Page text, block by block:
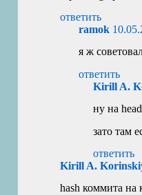
ответить
ramok
я ж
ответить
Kirill A.
ну на
зато там
ответить
Kirill A.
hash коммита на